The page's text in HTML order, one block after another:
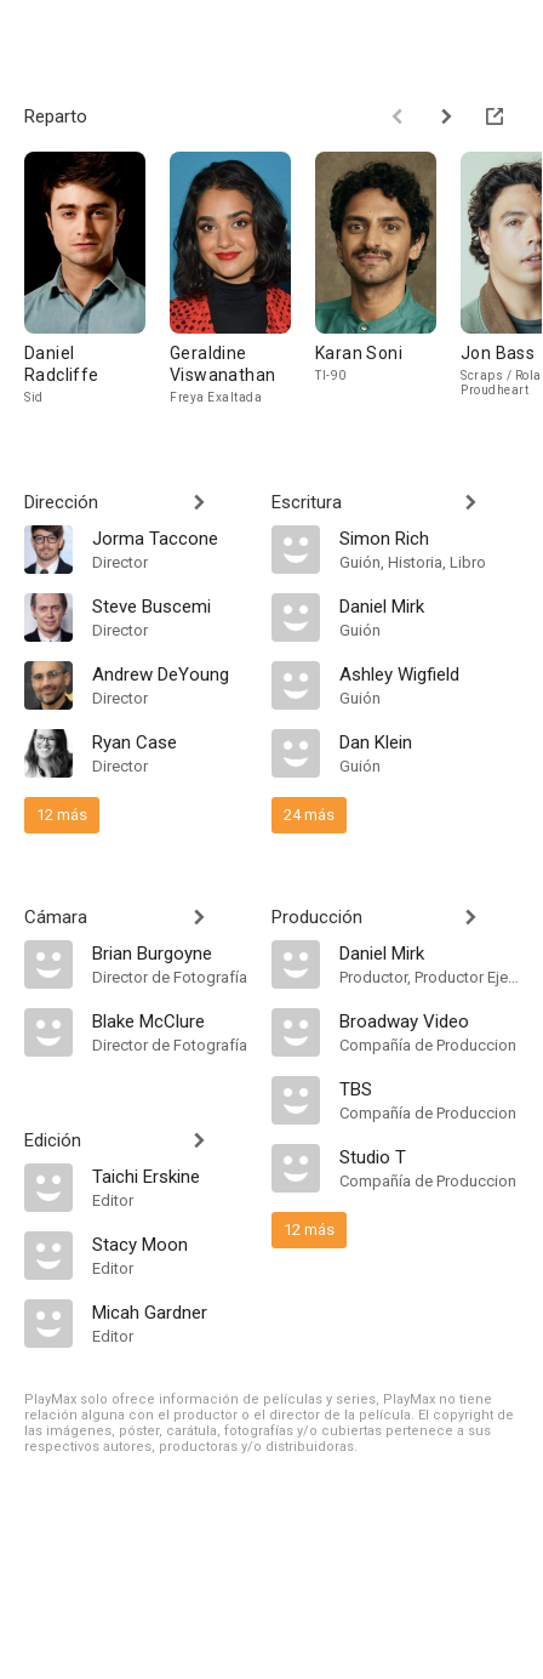
Reparto
Daniel
Radcliffe
Sid
Geraldine
Viswanathan
Freya Exaltada
Karan Soni
TI-90
Jon Bass
Scraps /
Proudheart
Dirección
Jorma Taccone
Director
Steve Buscemi
Director
Andrew DeYoung
Director
Ryan Case
Director
12 más
Cámara
Brian Burgoyne
Director de Fotografía
Blake McClure
Director de Fotografía
Edición
Taichi Erskine
Editor
Stacy Moon
Editor
Micah Gardner
Editor
Escritura
Simon Rich
Guión, Historia, Libro
Daniel Mirk
Guión
Ashley Wigfield
Guión
Dan Klein
Guión
24 más
Producción
Daniel Mirk
Productor, Productor Ejecutivo
Broadway Video
Compañía de Produccion
TBS
Compañía de Produccion
Studio T
Compañía de Produccion
12 más
PlayMax solo ofrece información de películas y series, PlayMax no tiene
relación alguna con el productor o el director de la película. El copyright de
las imágenes, póster, carátula, fotografías y/o cubiertas pertenece a sus
respectivos autores, productoras y/o distribuidoras.